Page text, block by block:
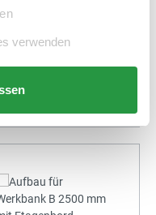
verwenden
Warenkorb